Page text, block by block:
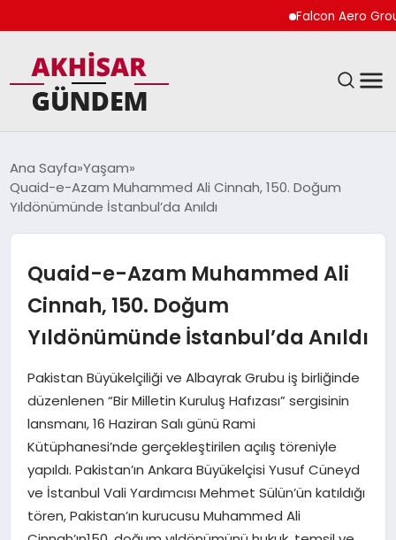
Falcon Aero Group,
DÜNYA
TEKNOLOJI
YAŞAM
Ana Sayfa Yaşam
Quaid-e-Azam Muhammed Ali Cinnah, 150. Doğum
Yıldönümünde İstanbul’da Anıldı
Quaid-e-Azam Muhammed Ali
Cinnah, 150. Doğum
Yıldönümünde İstanbul’da Anıldı
Pakistan Büyükelçiliği ve Albayrak Grubu iş birliğinde
düzenlenen “Bir Milletin Kuruluş Hafızası” sergisinin
lansmanı, 16 Haziran Salı günü Rami
Kütüphanesi’nde gerçekleştirilen açılış töreniyle
yapıldı. Pakistan’ın Ankara Büyükelçisi Yusuf Cüneyd
ve İstanbul Vali Yardımcısı Mehmet Sülün’ün katıldığı
tören, Pakistan’ın kurucusu Muhammed Ali